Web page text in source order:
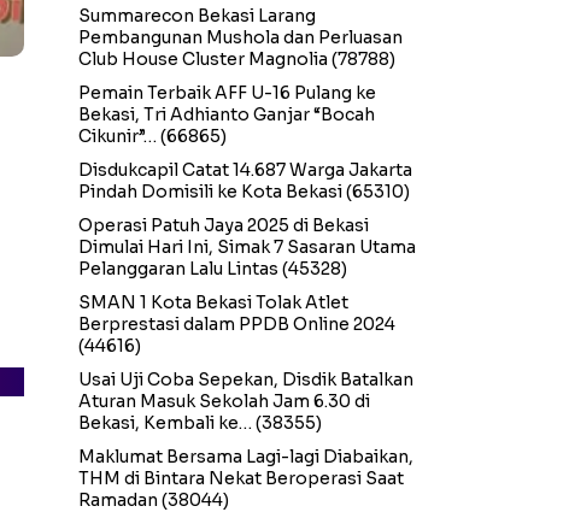
Summarecon Bekasi Larang
Pembangunan Mushola dan Perluasan
Club House Cluster Magnolia (78788)
Pemain Terbaik AFF U-16 Pulang ke
Bekasi, Tri Adhianto Ganjar “Bocah
Cikunir”… (66865)
Disdukcapil Catat 14.687 Warga Jakarta
Pindah Domisili ke Kota Bekasi(65310)
Operasi Patuh Jaya 2025 di Bekasi
Dimulai Hari Ini, Simak 7 Sasaran Utama
Pelanggaran Lalu Lintas (45328)
SMAN 1 Kota Bekasi Tolak Atlet
Berprestasi dalam PPDB Online 2024
(44616)
Usai Uji Coba Sepekan, Disdik Batalkan
Aturan Masuk Sekolah Jam 6.30 di
Bekasi, Kembali ke… (38355)
Maklumat Bersama Lagi-lagi Diabaikan,
THM di Bintara Nekat Beroperasi Saat
Ramadan (38044)